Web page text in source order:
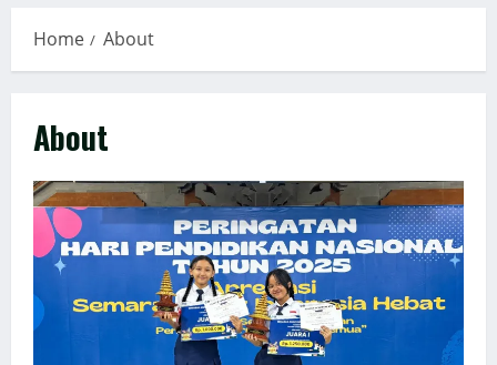
Home About
About